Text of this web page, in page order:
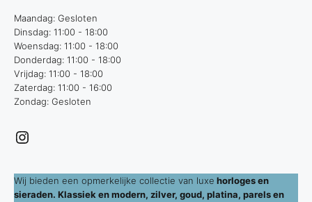
Maandag: Gesloten
Dinsdag: 11:00 - 18:00
Woensdag: 11:00 - 18:00
Donderdag: 11:00 - 18:00
Vrijdag: 11:00 - 18:00
Zaterdag: 11:00 - 16:00
Zondag: Gesloten
Instagram
Wij bieden een opmerkelijke collectie van luxe horloges en
sieraden. Klassiek en modern, zilver, goud, platina, parels en